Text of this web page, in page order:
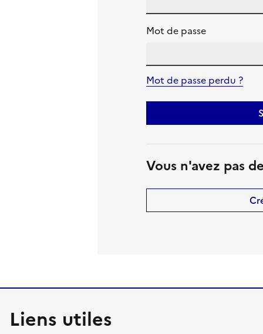
Mot de passe
Mot de passe perdu ?
Vous n'avez pas
Liens utiles